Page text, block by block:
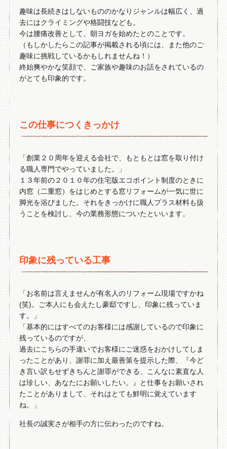
趣味は長続きはしないもののかなりジャンルは幅広く、過
去にはクライミングや格闘技なども。
今は腰痛改善として、朝ヨガを始めたとのことです。
（もしかしたらこの記事が掲載される頃には、また他のご
趣味に挑戦しているかもしれませんね！）
終始爽やかな笑顔で、ご家族や趣味のお話をされているの
がとても印象的です。
この仕事につくきっかけ
「創業２０周年を迎える会社で、もともとは窓を取り付け
る職人専門でやっていました。」
１３年前の２０１０年の住宅版エコポイント制度のときに
内窓（二重窓）をはじめとする窓リフォームが一気に世に
脚光を浴びました。それをきっかけに職人プラス材料も扱
うことを検討し、今の業務形態についたといいます。
印象に残っている工事
「お名前は言えませんが有名人のリフォーム現場ですかね
(笑)。ご本人にも会えたし豪邸ですし、印象に残っていま
す。」
「基本的にはすべてのお客様には感謝しているので印象に
残っているのですが、
過去にこちらの手違いでお客様にご迷惑をおかけしてしま
ったことがあり、謝罪に加え最善策を提示した際、『今ど
き言い訳もせずきちんと謝罪ができる、こんなに素直な人
は珍しい、あなたにお願いしたい。』と仕事をお願いされ
たことがありまして、それはとても鮮明に覚えています
ね。」
社長の誠実さが相手の方に伝わったのですね。